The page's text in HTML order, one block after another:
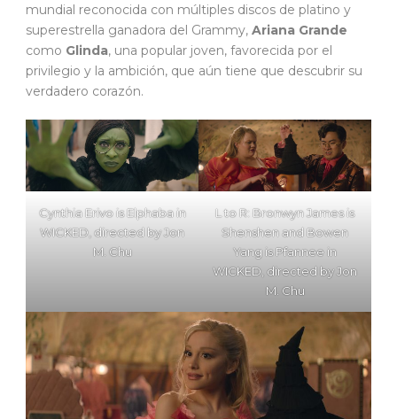
mundial reconocida con múltiples discos de platino y
superestrella ganadora del Grammy, Ariana Grande
como Glinda, una popular joven, favorecida por el
privilegio y la ambición, que aún tiene que descubrir su
verdadero corazón.
Cynthia Erivo is Elphaba in
WICKED, directed by Jon
M. Chu
L to R: Bronwyn James is
Shenshen and Bowen
Yang is Pfannee in
WICKED, directed by Jon
M. Chu